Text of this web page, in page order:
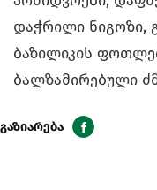
დაჭრილი ნიგოზი,
ბაზილიკის
ბალზამირებული
გაზიარება